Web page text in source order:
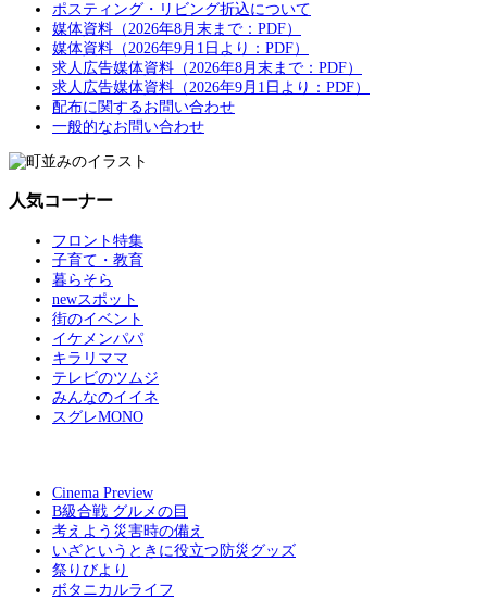
ポスティング・リビング折込について
媒体資料（2026年8月末まで：PDF）
媒体資料（2026年9月1日より：PDF）
求人広告媒体資料（2026年8月末まで：PDF）
求人広告媒体資料（2026年9月1日より：PDF）
配布に関するお問い合わせ
一般的なお問い合わせ
人気コーナー
フロント特集
子育て・教育
暮らそら
newスポット
街のイベント
イケメンパパ
キラリママ
テレビのツムジ
みんなのイイネ
スグレMONO
Cinema Preview
B級合戦 グルメの目
考えよう災害時の備え
いざというときに役立つ防災グッズ
祭りびより
ボタニカルライフ